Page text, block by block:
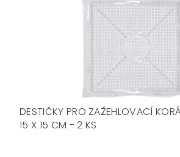
DESTIČKY PRO ZAŽEHLOVACÍ
15 X 15 CM - 2 KS